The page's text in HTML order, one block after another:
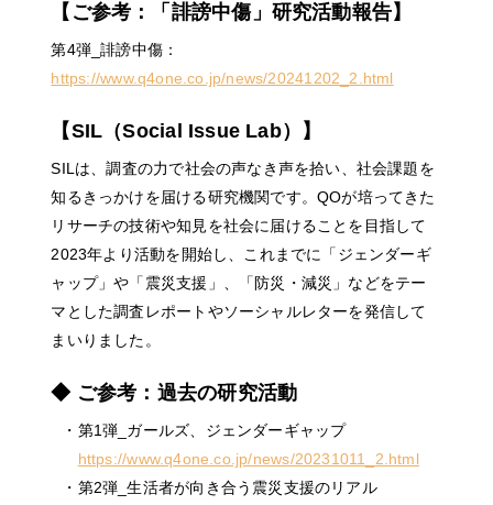
【ご参考：「誹謗中傷」研究活動報告】
第4弾_誹謗中傷：
https://www.q4one.co.jp/news/20241202_2.html
【SIL（Social Issue Lab）】
SILは、調査の力で社会の声なき声を拾い、社会課題を
知るきっかけを届ける研究機関です。QOが培ってきた
リサーチの技術や知見を社会に届けることを目指して
2023年より活動を開始し、これまでに「ジェンダーギ
ャップ」や「震災支援」、「防災・減災」などをテー
マとした調査レポートやソーシャルレターを発信して
まいりました。
◆ ご参考：過去の研究活動
・第1弾_ガールズ、ジェンダーギャップ
https://www.q4one.co.jp/news/20231011_2.html
・第2弾_生活者が向き合う震災支援のリアル